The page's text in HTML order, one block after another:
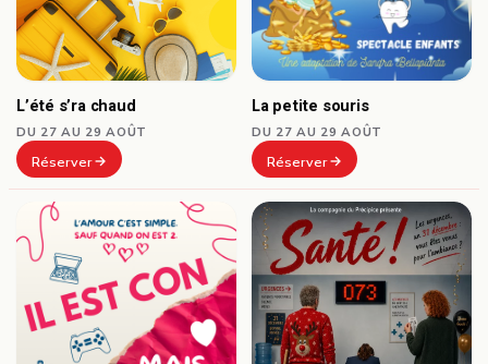
L’été s’ra chaud
DU 27 AU 29 AOÛT
Réserver
La petite souris
DU 27 AU 29 AOÛT
Réserver